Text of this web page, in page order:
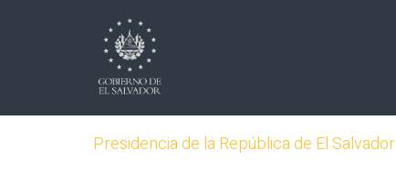
Presidencia de la República de El Salvador